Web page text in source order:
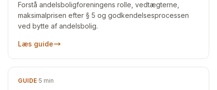
Forstå andelsboligforeningens rolle, vedtægterne,
maksimalprisen efter § 5 og godkendelsesprocessen
ved bytte af andelsbolig.
Læs guide
GUIDE·5 min